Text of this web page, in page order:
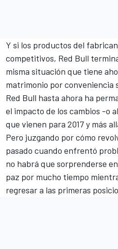
Y si los productos del
competitivos, Red Bull
misma situación que tiene
matrimonio por conveniencia
Red Bull hasta ahora ha
el impacto de los cambios -o
que vienen para 2017 y más
Pero juzgando por cómo
pasado cuando enfrentó
no habrá que sorprenderse
paz por mucho tiempo
regresar a las primeras